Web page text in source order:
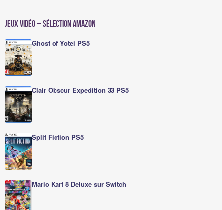
Jeux vidéo – Sélection Amazon
Ghost of Yotei PS5
Clair Obscur Expedition 33 PS5
Split Fiction PS5
Mario Kart 8 Deluxe sur Switch